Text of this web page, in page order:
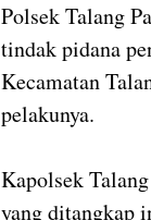
Polsek Talang
tindak pidana
Kecamatan
pelakunya.
Kapolsek
yang ditangkap